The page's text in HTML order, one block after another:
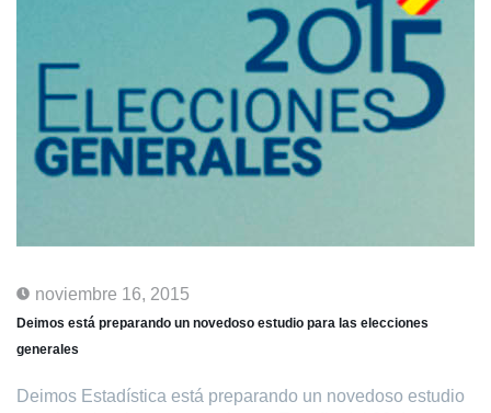
noviembre 16, 2015
Deimos está preparando un novedoso estudio para las elecciones
generales
Deimos Estadística está preparando un novedoso estudio